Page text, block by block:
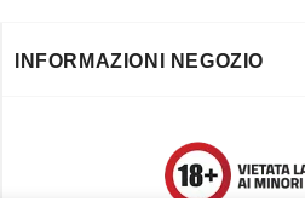
INFORMAZIONI NEGOZIO